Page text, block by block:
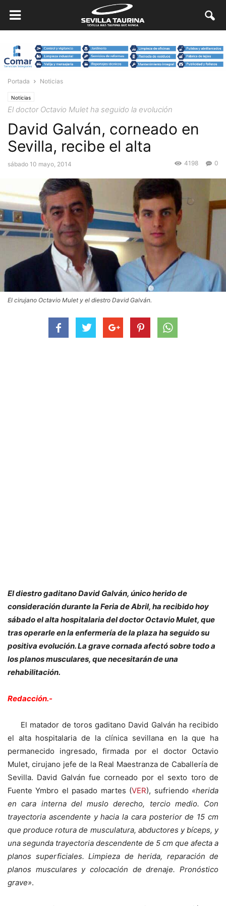
Portada Noticias
Noticias
El doctor Octavio Mulet ha seguido la evolución
David Galván, corneado en
Sevilla, recibe el alta
sábado 10 mayo, 2014 0
4198
El cirujano Octavio Mulet y el diestro David Galván.
El diestro gaditano David Galván, único herido de
consideración durante la Feria de Abril, ha recibido hoy
sábado el alta hospitalaria del doctor Octavio Mulet, que
tras operarle en la enfermería de la plaza ha seguido su
positiva evolución. La grave cornada afectó sobre todo a
los planos musculares, que necesitarán de una
rehabilitación.
Redacción.-
El matador de toros gaditano David Galván ha recibido
el alta hospitalaria de la clínica sevillana en la que ha
permanecido ingresado, firmada por el doctor Octavio
Mulet, cirujano jefe de la Real Maestranza de Caballería de
Sevilla. David Galván fue corneado por el sexto toro de
Fuente Ymbro el pasado martes (VER), sufriendo «herida
en cara interna del muslo derecho, tercio medio. Con
trayectoria ascendente y hacia la cara posterior de 15 cm
que produce rotura de musculatura, abductores y bíceps, y
una segunda trayectoria descendente de 5 cm que afecta a
planos superficiales. Limpieza de herida, reparación de
planos musculares y colocación de drenaje. Pronóstico
grave».